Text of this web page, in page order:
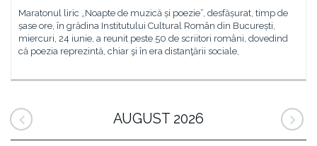
Maratonul liric „Noapte de muzică și poezie”, desfășurat, timp de
șase ore, în grădina Institutului Cultural Român din București,
miercuri, 24 iunie, a reunit peste 50 de scriitori români, dovedind
că poezia reprezintă, chiar şi în era distanţării sociale,
AUGUST 2026